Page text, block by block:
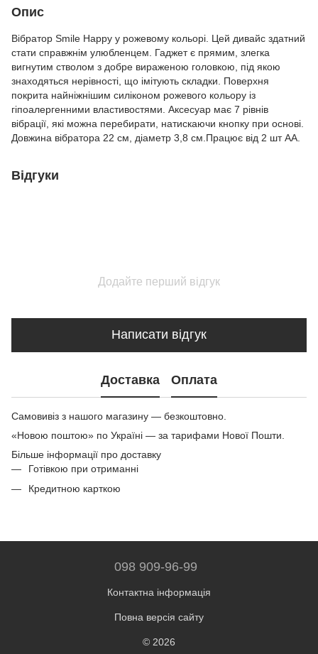
Опис
Вібратор Smile Happy у рожевому кольорі. Цей дивайс здатний
стати справжнім улюбленцем. Гаджет є прямим, злегка
вигнутим стволом з добре вираженою головкою, під якою
знаходяться нерівності, що імітують складки. Поверхня
покрита найніжнішим силіконом рожевого кольору із
гіпоалергенними властивостями. Аксесуар має 7 рівнів
вібрації, які можна перебирати, натискаючи кнопку при основі.
Довжина вібратора 22 см, діаметр 3,8 см.Працює від 2 шт АА.
Відгуки
Додайте перший відгук
Написати відгук
Доставка Оплата
Самовивіз з нашого магазину — безкоштовно.
«Новою поштою» по Україні — за тарифами Нової Пошти.
Більше інформації про доставку
Готівкою при отриманні
Кредитною карткою
098 909-96-99
Контактна інформація
Повна версія сайту
© 2026